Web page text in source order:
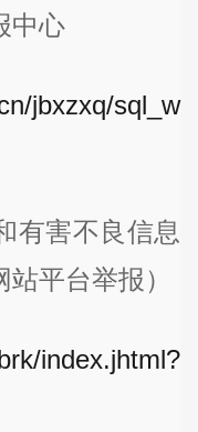
中心
jbxzxq/sql_w
害不良信息
平台举报）
index.jhtml?